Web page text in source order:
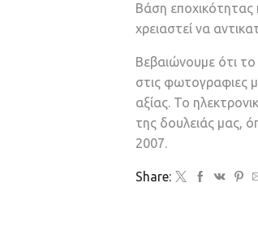
Βάση εποχικότητας
χρειαστεί να
Βεβαιώνουμε ότι το
στις φωτογραφιες
αξίας. Το
της δουλειάς μας,
2007.
Share: